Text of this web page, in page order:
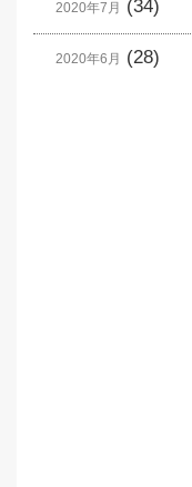
2020年7月 (34)
2020年6月 (28)